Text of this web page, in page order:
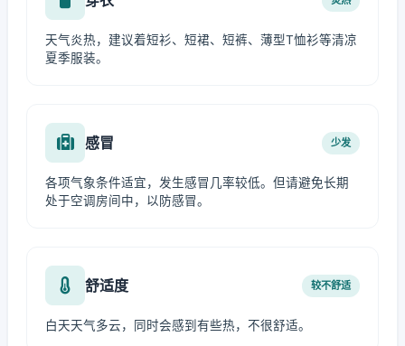
天气炎热，建议着短衫、短裙、短裤、薄型T恤衫等清凉
夏季服装。
感冒 少发
各项气象条件适宜，发生感冒几率较低。但请避免长期
处于空调房间中，以防感冒。
舒适度 较不舒适
白天天气多云，同时会感到有些热，不很舒适。